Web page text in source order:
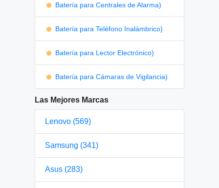
Batería para Centrales de Alarma)
Batería para Teléfono Inalámbrico)
Batería para Lector Electrónico)
Batería para Cámaras de Vigilancia)
Las Mejores Marcas
Lenovo (569)
Samsung (341)
Asus (283)